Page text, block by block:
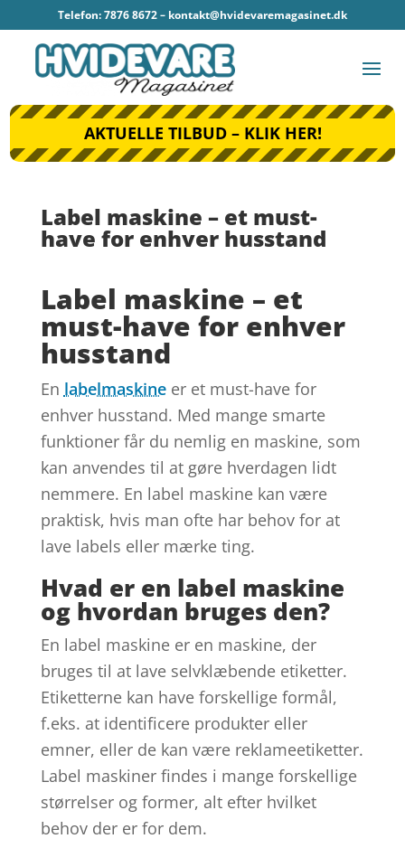
Telefon: 7876 8672 – kontakt@hvidevaremagasinet.dk
AKTUELLE TILBUD – KLIK HER!
Label maskine – et must-
have for enhver husstand
Label maskine – et
must-have for enhver
husstand
En labelmaskineer et must-have for
enhver husstand. Med mange smarte
funktioner får du nemlig en maskine, som
kan anvendes til at gøre hverdagen lidt
nemmere. En label maskine kan være
praktisk, hvis man ofte har behov for at
lave labels eller mærke ting.
Hvad er en label maskine
og hvordan bruges den?
En label maskine er en maskine, der
bruges til at lave selvklæbende etiketter.
Etiketterne kan have forskellige formål,
f.eks. at identificere produkter eller
emner, eller de kan være reklameetiketter.
Label maskiner findes i mange forskellige
størrelser og former, alt efter hvilket
behov der er for dem.